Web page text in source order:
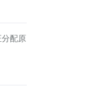
配原